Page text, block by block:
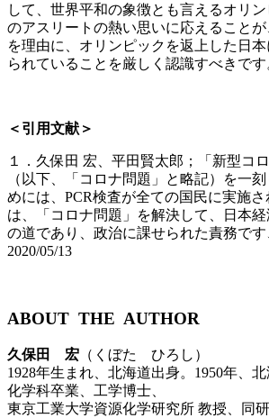
して、世界平和の象徴とも言えるオリ
のアスリートの熱い思いに応えること
を理由に、オリンピックを返上した日
られていることを厳しく認識すべきです
＜引用文献＞
１．久保田 宏、平田賢太郎；「新型コ
（以下、「コロナ問題」と略記）を一
めには、PCR検査が全ての国民に実施
は、「コロナ問題」を解決して、日本
の道であり、政治に課せられた責務です
2020/05/13
ABOUT THE AUTHOR
久保田 宏 （くぼた ひろし）
1928年生まれ、北海道出身。1950年、
化学科卒業、工学博士、
東京工業大学資源化学研究所 教授、同